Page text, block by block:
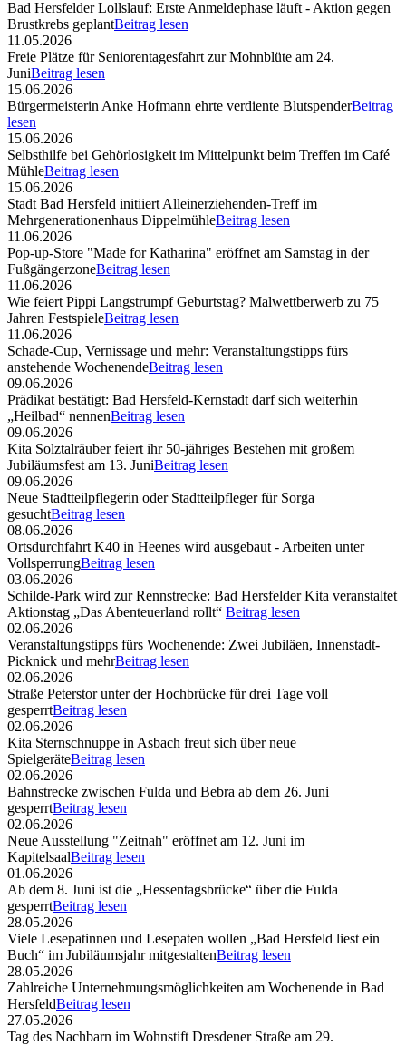
Bad Hersfelder Lollslauf: Erste Anmeldephase läuft - Aktion gegen
Brustkrebs geplantBeitrag lesen
11.05.2026
Freie Plätze für Seniorentagesfahrt zur Mohnblüte am 24.
JuniBeitrag lesen
15.06.2026
Bürgermeisterin Anke Hofmann ehrte verdiente BlutspenderBeitrag
lesen
15.06.2026
Selbsthilfe bei Gehörlosigkeit im Mittelpunkt beim Treffen im Café
MühleBeitrag lesen
15.06.2026
Stadt Bad Hersfeld initiiert Alleinerziehenden-Treff im
Mehrgenerationenhaus DippelmühleBeitrag lesen
11.06.2026
Pop-up-Store "Made for Katharina" eröffnet am Samstag in der
FußgängerzoneBeitrag lesen
11.06.2026
Wie feiert Pippi Langstrumpf Geburtstag? Malwettberwerb zu 75
Jahren FestspieleBeitrag lesen
11.06.2026
Schade-Cup, Vernissage und mehr: Veranstaltungstipps fürs
anstehende WochenendeBeitrag lesen
09.06.2026
Prädikat bestätigt: Bad Hersfeld-Kernstadt darf sich weiterhin
„Heilbad“ nennenBeitrag lesen
09.06.2026
Kita Solztalräuber feiert ihr 50-jähriges Bestehen mit großem
Jubiläumsfest am 13. JuniBeitrag lesen
09.06.2026
Neue Stadtteilpflegerin oder Stadtteilpfleger für Sorga
gesuchtBeitrag lesen
08.06.2026
Ortsdurchfahrt K40 in Heenes wird ausgebaut - Arbeiten unter
VollsperrungBeitrag lesen
03.06.2026
Schilde-Park wird zur Rennstrecke: Bad Hersfelder Kita veranstaltet
Aktionstag „Das Abenteuerland rollt“ Beitrag lesen
02.06.2026
Veranstaltungstipps fürs Wochenende: Zwei Jubiläen, Innenstadt-
Picknick und mehrBeitrag lesen
02.06.2026
Straße Peterstor unter der Hochbrücke für drei Tage voll
gesperrtBeitrag lesen
02.06.2026
Kita Sternschnuppe in Asbach freut sich über neue
SpielgeräteBeitrag lesen
02.06.2026
Bahnstrecke zwischen Fulda und Bebra ab dem 26. Juni
gesperrtBeitrag lesen
02.06.2026
Neue Ausstellung "Zeitnah" eröffnet am 12. Juni im
KapitelsaalBeitrag lesen
01.06.2026
Ab dem 8. Juni ist die „Hessentagsbrücke“ über die Fulda
gesperrtBeitrag lesen
28.05.2026
Viele Lesepatinnen und Lesepaten wollen „Bad Hersfeld liest ein
Buch“ im Jubiläumsjahr mitgestaltenBeitrag lesen
28.05.2026
Zahlreiche Unternehmungsmöglichkeiten am Wochenende in Bad
HersfeldBeitrag lesen
27.05.2026
Tag des Nachbarn im Wohnstift Dresdener Straße am 29.